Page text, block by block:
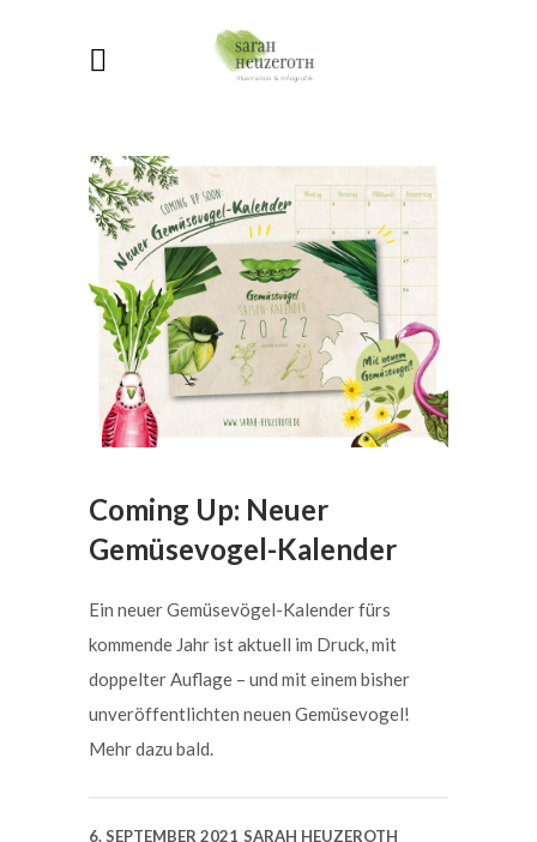
Coming Up: Neuer
Gemüsevogel-Kalender
Ein neuer Gemüsevögel-Kalender fürs
kommende Jahr ist aktuell im Druck, mit
doppelter Auflage – und mit einem bisher
unveröffentlichten neuen Gemüsevogel!
Mehr dazu bald.
6. SEPTEMBER 2021 SARAH HEUZEROTH